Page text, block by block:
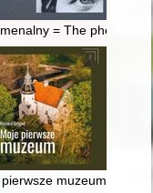
: odrzuceni -
= The
- działania
muzeum